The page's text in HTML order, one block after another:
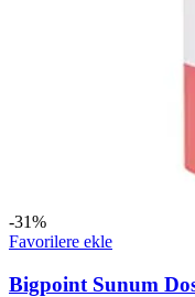
-31%
Favorilere ekle
Bigpoint Sunum